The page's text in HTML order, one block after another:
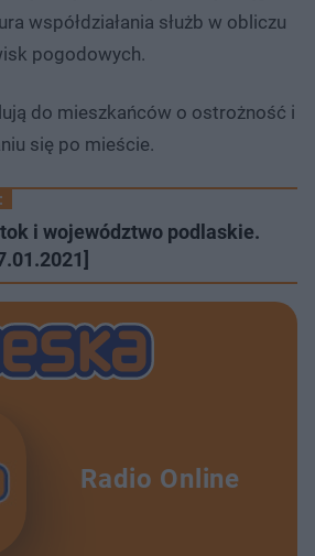
współdziałania służb w obliczu
pogodowych.
do mieszkańców o ostrożność i
się po mieście.
i województwo podlaskie.
Radio Online